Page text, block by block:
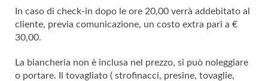
In caso di check-in dopo le ore 20,00 verrà addebitato al
cliente, previa comunicazione, un costo extra pari a €
30,00.
La biancheria non è inclusa nel prezzo, si può noleggiare
o portare. Il tovagliato ( strofinacci, presine, tovaglie,